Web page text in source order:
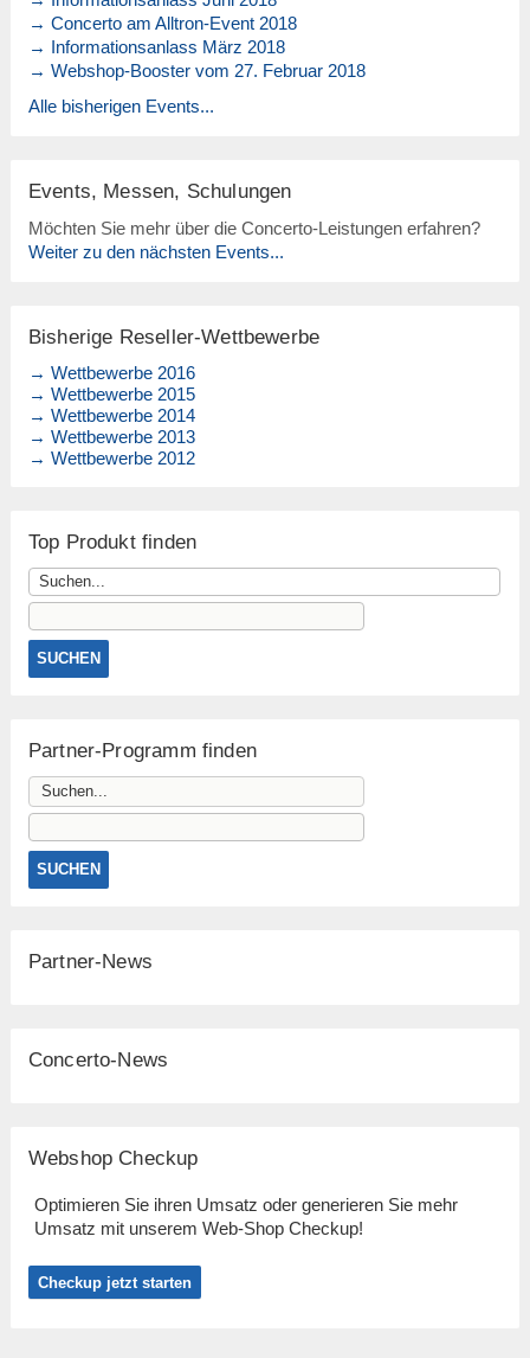
→ Concerto am Alltron-Event 2018
→ Informationsanlass März 2018
→ Webshop-Booster vom 27. Februar 2018
Alle bisherigen Events...
Events, Messen, Schulungen
Möchten Sie mehr über die Concerto-Leistungen erfahren?
Weiter zu den nächsten Events...
Bisherige Reseller-Wettbewerbe
→ Wettbewerbe 2016
→ Wettbewerbe 2015
→ Wettbewerbe 2014
→ Wettbewerbe 2013
→ Wettbewerbe 2012
Top Produkt finden
Partner-Programm finden
Partner-News
Concerto-News
Webshop Checkup
Optimieren Sie ihren Umsatz oder generieren Sie mehr
Umsatz mit unserem Web-Shop Checkup!
Checkup jetzt starten